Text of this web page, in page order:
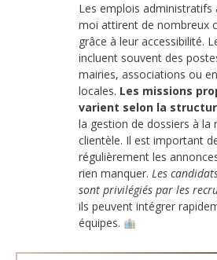
Les emplois administratifs
moi attirent de nombreux
grâce à leur accessibilité.
incluent souvent des
mairies, associations ou
locales. Les missions
varient selon la
la gestion de dossiers à la
clientèle. Il est important
régulièrement les
rien manquer. Les
sont privilégiés par les
ils peuvent intégrer
équipes.